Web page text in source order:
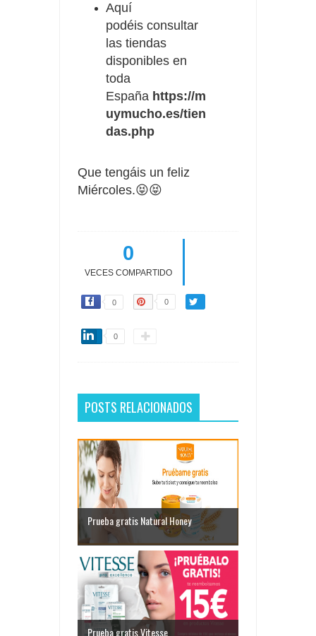
Aquí
podéis consultar
las tiendas
disponibles en
toda
España https://m
uymucho.es/tien
das.php
Que tengáis un feliz
Miércoles.😝😝
0
VECES COMPARTIDO
0 0
0
POSTS RELACIONADOS
Prueba gratis Natural Honey
Prueba gratis Vitesse